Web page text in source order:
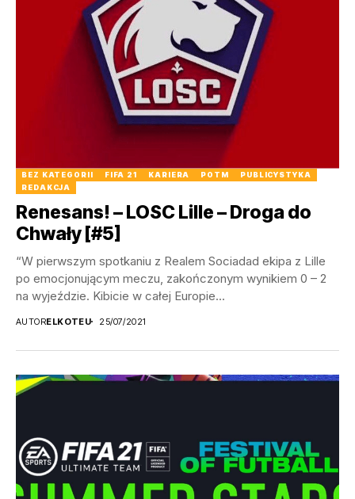
BEZ KATEGORII FIFA 21 KARIERA POTM
PUBLICYSTYKA
REDAKCJA
Renesans! – LOSC Lille – Droga do
Chwały [#5]
“W pierwszym spotkaniu z Realem Sociadad ekipa z Lille
po emocjonującym meczu, zakończonym wynikiem 0 – 2
na wyjeździe. Kibicie w całej Europie...
AUTORELKOTEU 25/07/2021